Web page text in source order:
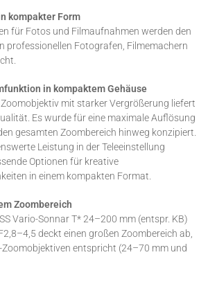
kompakter Form
für Fotos und Filmaufnahmen werden den
professionellen Fotografen, Filmemachern
in kompaktem Gehäuse
mit starker Vergrößerung liefert
Es wurde für eine maximale Auflösung
gesamten Zoombereich hinweg konzipiert.
Leistung in der Teleeinstellung
Optionen für kreative
in einem kompakten Format.
Zoombereich
Vario-Sonnar T* 24–200 mm (entspr. KB)
deckt einen großen Zoombereich ab,
entspricht (24–70 mm und